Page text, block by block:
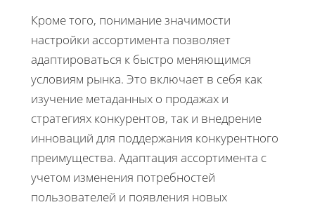
Кроме того, понимание значимости
настройки ассортимента позволяет
адаптироваться к быстро меняющимся
условиям рынка. Это включает в себя как
изучение метаданных о продажах и
стратегиях конкурентов, так и внедрение
инноваций для поддержания конкурентного
преимущества. Адаптация ассортимента с
учетом изменения потребностей
пользователей и появления новых